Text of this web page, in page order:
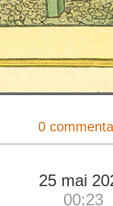
0
25 mai
00:23